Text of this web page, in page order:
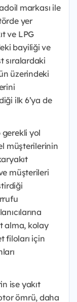
markası ile
yer
ve LPG
bayiliği ve
sıralardaki
üzerindeki
ilk 6’ya de
gerekli yol
müşterilerinin
müşterileri
alma, kolay
filoları için
ise yakıt
ömrü, daha